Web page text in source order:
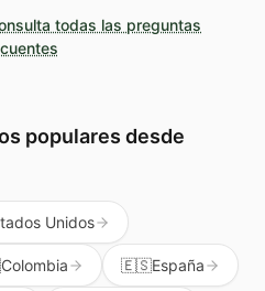
activa. Puedes
sin presión.
todas las preguntas
populares desde
Unidos
Colombia 🇪🇸España